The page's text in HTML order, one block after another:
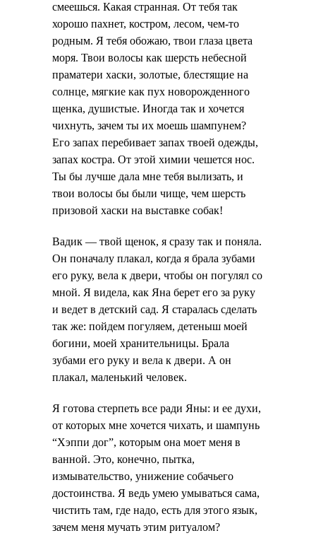
смеешься. Какая странная. От тебя так
хорошо пахнет, костром, лесом, чем-то
родным. Я тебя обожаю, твои глаза цвета
моря. Твои волосы как шерсть небесной
праматери хаски, золотые, блестящие на
солнце, мягкие как пух новорожденного
щенка, душистые. Иногда так и хочется
чихнуть, зачем ты их моешь шампунем?
Его запах перебивает запах твоей одежды,
запах костра. От этой химии чешется нос.
Ты бы лучше дала мне тебя вылизать, и
твои волосы бы были чище, чем шерсть
призовой хаски на выставке собак!
Вадик — твой щенок, я сразу так и поняла.
Он поначалу плакал, когда я брала зубами
его руку, вела к двери, чтобы он погулял со
мной. Я видела, как Яна берет его за руку
и ведет в детский сад. Я старалась сделать
так же: пойдем погуляем, детеныш моей
богини, моей хранительницы. Брала
зубами его руку и вела к двери. А он
плакал, маленький человек.
Я готова стерпеть все ради Яны: и ее духи,
от которых мне хочется чихать, и шампунь
“Хэппи дог”, которым она моет меня в
ванной. Это, конечно, пытка,
измывательство, унижение собачьего
достоинства. Я ведь умею умываться сама,
чистить там, где надо, есть для этого язык,
зачем меня мучать этим ритуалом?